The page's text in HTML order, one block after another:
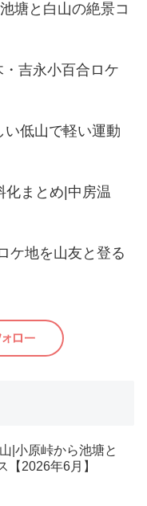
塘と白山の絶景コ
吉永小百合ロケ
低山で軽い運動
化まとめ|中房温
ケ地を山友と登る
|小原峠から池塘と
【2026年6月】